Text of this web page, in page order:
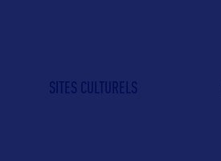
SITES CULTURELS